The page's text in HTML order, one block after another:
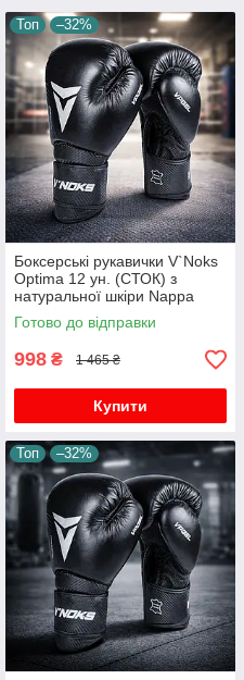
Топ –32%
Боксерські рукавички V`Noks
Optima 12 ун. (СТОК) з
натуральної шкіри Nappa
пінно-гелеве наповнення
VPGel вентиляція манжет
Готово до відправки
998 ₴ 1 465 ₴
Купити
Топ –32%